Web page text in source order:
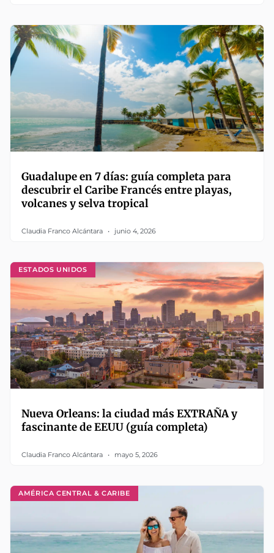
Guadalupe en 7 días: guía completa para
descubrir el Caribe Francés entre playas,
volcanes y selva tropical
Claudia Franco Alcántara junio 4, 2026
ESTADOS UNIDOS
Nueva Orleans: la ciudad más EXTRAÑA y
fascinante de EEUU (guía completa)
Claudia Franco Alcántara mayo 5, 2026
AMÉRICA CENTRAL & CARIBE